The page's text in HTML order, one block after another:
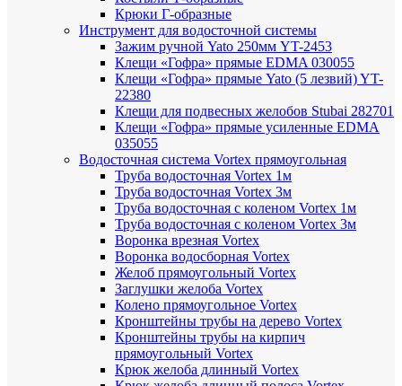
Крюки Г-образные
Инструмент для водосточной системы
Зажим ручной Yato 250мм YT-2453
Клещи «Гофра» прямые EDMA 030055
Клещи «Гофра» прямые Yato (5 лезвий) YT-
22380
Клещи для подвесных желобов Stubai 282701
Клещи «Гофра» прямые усиленные EDMA
035055
Водосточная система Vortex прямоугольная
Труба водосточная Vortex 1м
Труба водосточная Vortex 3м
Труба водосточная с коленом Vortex 1м
Труба водосточная с коленом Vortex 3м
Воронка врезная Vortex
Воронка водосборная Vortex
Желоб прямоугольный Vortex
Заглушки желоба Vortex
Колено прямоугольное Vortex
Кронштейны трубы на дерево Vortex
Кронштейны трубы на кирпич
прямоугольный Vortex
Крюк желоба длинный Vortex